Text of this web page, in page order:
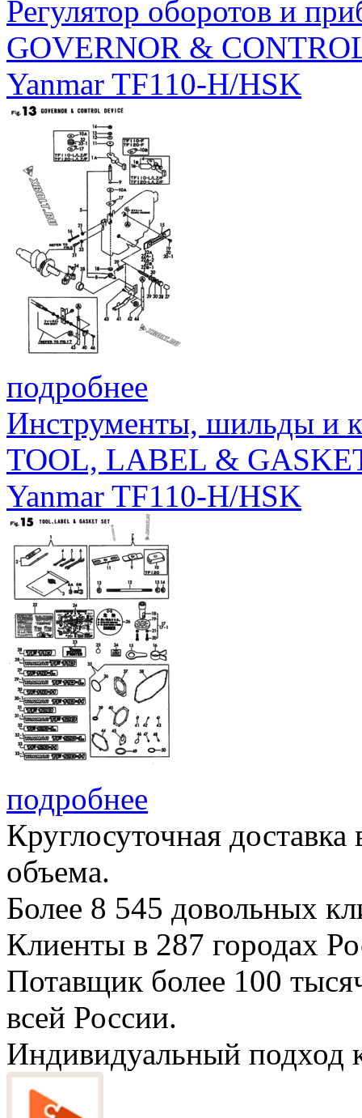
Регулятор оборотов и
GOVERNOR &
Yanmar TF110-H/HSK
подробнее
Инструменты, шильды и
TOOL, LABEL &
Yanmar TF110-H/HSK
подробнее
Круглосуточная
объема.
Более 8 545 довольных
Клиенты в 287 городах
Потавщик более 100
всей России.
Индивидуальный подход